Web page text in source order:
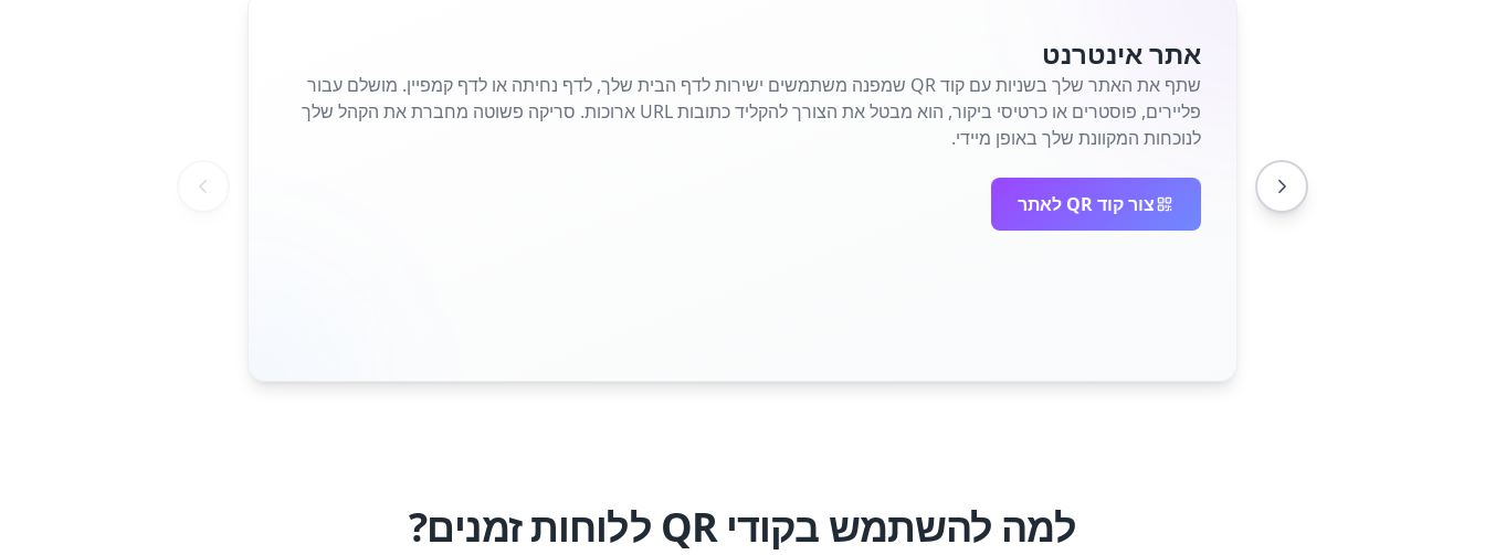
אתר אינטרנט
שתף את האתר שלך בשניות עם קוד QR שמפנה משתמשים ישירות לדף הבית שלך, לדף נחיתה או לדף קמפיין. מושלם עבור
פליירים, פוסטרים או כרטיסי ביקור, הוא מבטל את הצורך להקליד כתובות URL ארוכות. סריקה פשוטה מחברת את הקהל שלך
לנוכחות המקוונת שלך באופן מיידי.
צור קוד QR לאתר
למה להשתמש בקודי QR ללוחות זמנים?